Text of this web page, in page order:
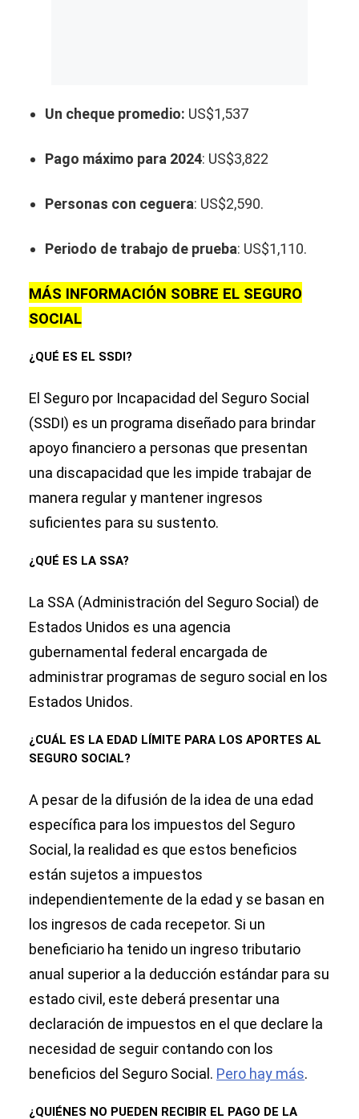
Un cheque promedio: US$1,537
Pago máximo para 2024: US$3,822
Personas con ceguera: US$2,590.
Periodo de trabajo de prueba: US$1,110.
MÁS INFORMACIÓN SOBRE EL SEGURO
SOCIAL
¿QUÉ ES EL SSDI?
El Seguro por Incapacidad del Seguro Social
(SSDI) es un programa diseñado para brindar
apoyo financiero a personas que presentan
una discapacidad que les impide trabajar de
manera regular y mantener ingresos
suficientes para su sustento.
¿QUÉ ES LA SSA?
La SSA (Administración del Seguro Social) de
Estados Unidos es una agencia
gubernamental federal encargada de
administrar programas de seguro social en los
Estados Unidos.
¿CUÁL ES LA EDAD LÍMITE PARA LOS APORTES AL
SEGURO SOCIAL?
A pesar de la difusión de la idea de una edad
específica para los impuestos del Seguro
Social, la realidad es que estos beneficios
están sujetos a impuestos
independientemente de la edad y se basan en
los ingresos de cada recepetor. Si un
beneficiario ha tenido un ingreso tributario
anual superior a la deducción estándar para su
estado civil, este deberá presentar una
declaración de impuestos en el que declare la
necesidad de seguir contando con los
beneficios del Seguro Social. Pero hay más.
¿QUIÉNES NO PUEDEN RECIBIR EL PAGO DE LA